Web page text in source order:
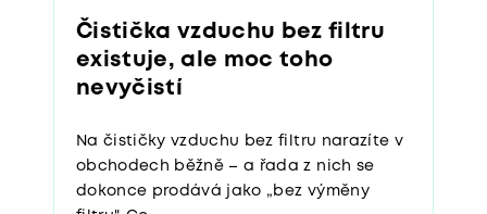
Čistička vzduchu bez filtru
existuje, ale moc toho
nevyčistí
Na čističky vzduchu bez filtru narazíte v
obchodech běžně – a řada z nich se
dokonce prodává jako „bez výměny